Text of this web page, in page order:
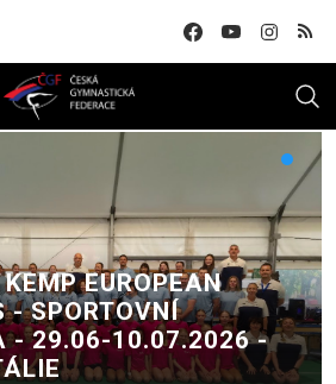
EUROPEAN
- SPORTOVNÍ
- 29.06-10.07.2026 -